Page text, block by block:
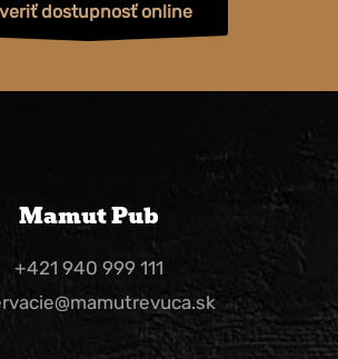
dostupnosť online
Mamut Pub
+421 940 999 111